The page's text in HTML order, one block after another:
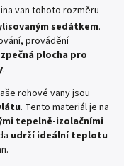
van tohoto rozměru
sedátkem.
provádění
plocha pro
.
rohové vany jsou
. Tento materiál je na
tepelně-izolačními
udrží ideální teplotu